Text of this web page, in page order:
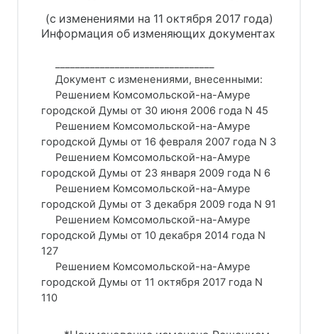
(с изменениями на 11 октября 2017 года)
Информация об изменяющих документах
Документ с изменениями, внесенными:
Решением Комсомольской-на-Амуре
городской Думы от 30 июня 2006 года N 45
Решением Комсомольской-на-Амуре
городской Думы от 16 февраля 2007 года N 3
Решением Комсомольской-на-Амуре
городской Думы от 23 января 2009 года N 6
Решением Комсомольской-на-Амуре
городской Думы от 3 декабря 2009 года N 91
Решением Комсомольской-на-Амуре
городской Думы от 10 декабря 2014 года N
127
Решением Комсомольской-на-Амуре
городской Думы от 11 октября 2017 года N
110